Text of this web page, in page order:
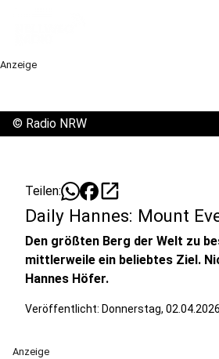
Anzeige
© Radio NRW
Teilen: open_in_new
Daily Hannes: Mount
Den größten Berg der Welt zu
mittlerweile ein beliebtes Ziel.
Hannes Höfer.
Veröffentlicht: Donnerstag,
Anzeige